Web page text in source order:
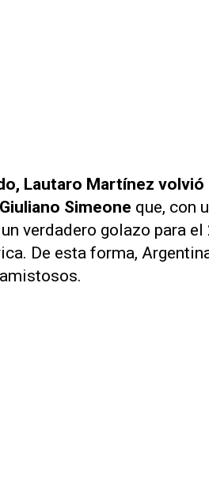
Lautaro Martínez volvió
Simeone que, con
verdadero golazo para
De esta forma,